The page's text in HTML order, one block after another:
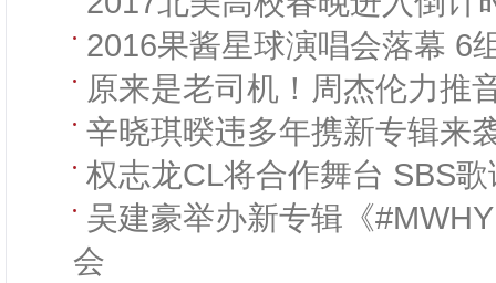
2016果酱星球演唱会落幕 6
原来是老司机！周杰伦力推
辛晓琪暌违多年携新专辑来
权志龙CL将合作舞台 SBS
吴建豪举办新专辑《
会